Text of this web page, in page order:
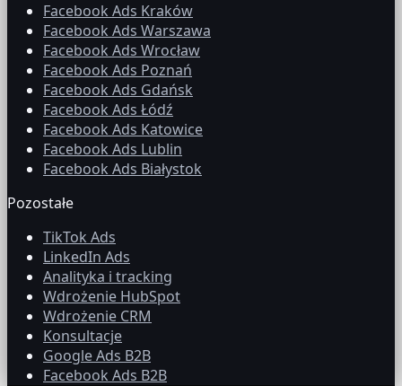
Facebook Ads Kraków
Facebook Ads Warszawa
Facebook Ads Wrocław
Facebook Ads Poznań
Facebook Ads Gdańsk
Facebook Ads Łódź
Facebook Ads Katowice
Facebook Ads Lublin
Facebook Ads Białystok
Pozostałe
TikTok Ads
LinkedIn Ads
Analityka i tracking
Wdrożenie HubSpot
Wdrożenie CRM
Konsultacje
Google Ads B2B
Facebook Ads B2B